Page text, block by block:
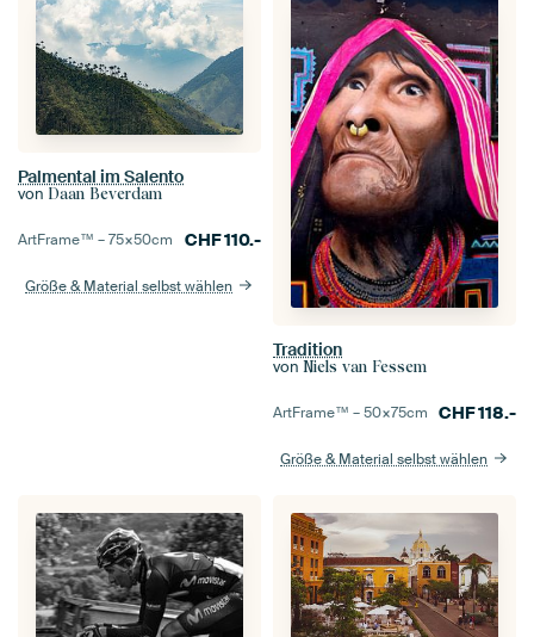
Palmental im Salento
von Daan Beverdam
ArtFrame™ –75×50cm CHF110.-
Größe & Material selbst wählen
Tradition
von Niels van Fessem
ArtFrame™ –50×75cm CHF118.-
Größe & Material selbst wählen